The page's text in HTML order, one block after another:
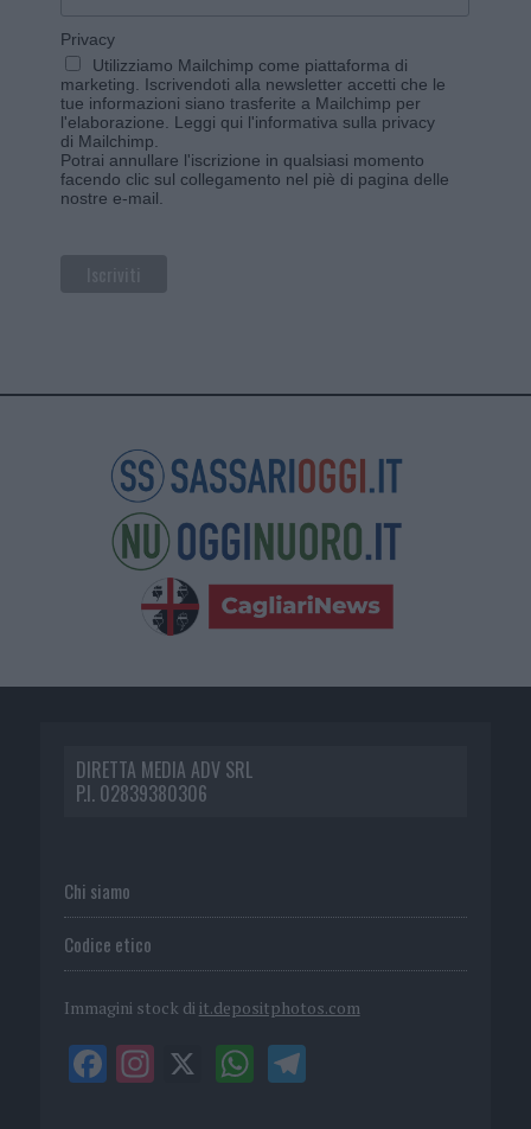
Privacy
Utilizziamo Mailchimp come piattaforma di
marketing. Iscrivendoti alla newsletter accetti che le
tue informazioni siano trasferite a Mailchimp per
l'elaborazione. Leggi qui l'informativa sulla privacy
di Mailchimp
Potrai annullare l'iscrizione in qualsiasi momento
facendo clic sul collegamento nel piè di pagina delle
nostre e-mail.
DIRETTA MEDIA ADV SRL
P.I. 02839380306
Chi siamo
Codice etico
Immagini stock di it.depositphotos.com